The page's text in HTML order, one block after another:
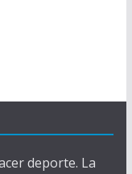
deporte. La